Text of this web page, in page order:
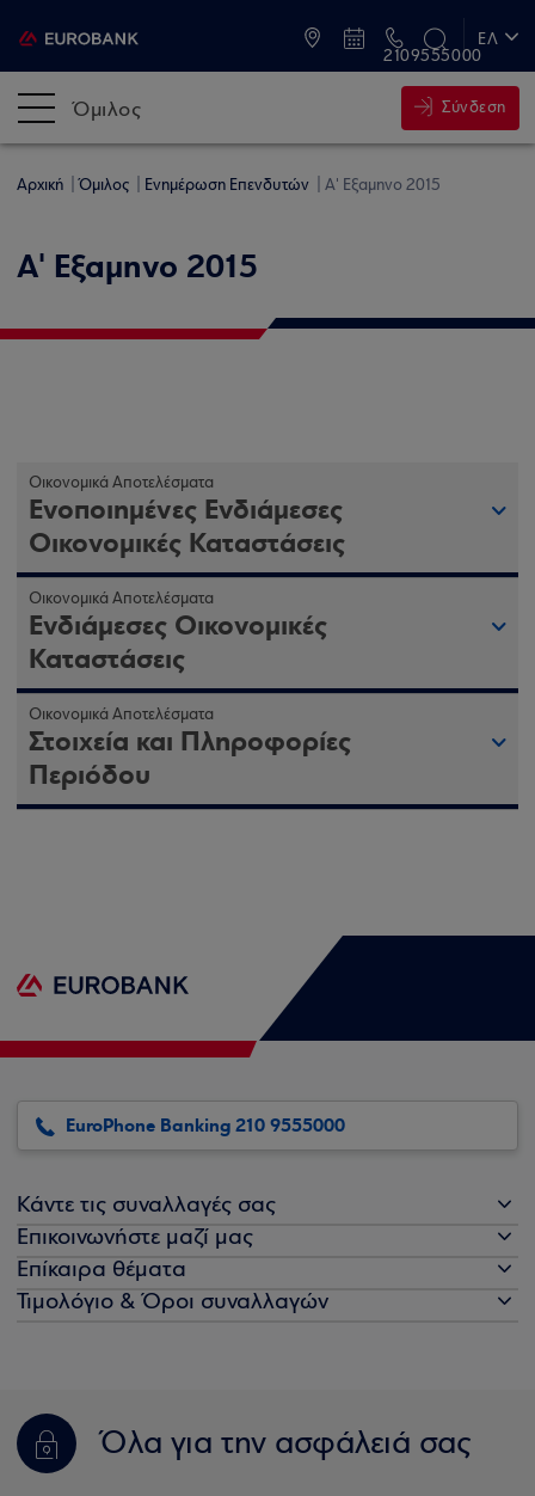
ΕΛ
2109555000
Όμιλος Σύνδεση
Αρχική Όμιλος Ενημέρωση Επενδυτών Α' Εξαμηνο 2015
Α' Εξαμηνο 2015
Οικονομικά Αποτελέσματα
Ενοποιημένες Ενδιάμεσες
Οικονομικές Καταστάσεις
Οικονομικά Αποτελέσματα
Ενδιάμεσες Οικονομικές
Καταστάσεις
Οικονομικά Αποτελέσματα
Στοιχεία και Πληροφορίες
Περιόδου
EuroPhone Banking 210 9555000
Κάντε τις συναλλαγές σας
Επικοινωνήστε μαζί μας
Επίκαιρα θέματα
Τιμολόγιο & Όροι συναλλαγών
Όλα για την ασφάλειά σας